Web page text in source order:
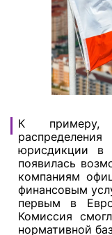
К примеру,
юрисдикции в
появилась
компаниям
финансовым
первым в
Комиссия
нормативной